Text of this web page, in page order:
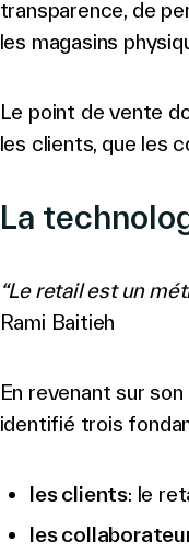
transparence, de
les magasins
Le point de vente
les clients, que les
La
“Le retail est un
Rami Baitieh
En revenant sur
identifié trois
les clients: le
les